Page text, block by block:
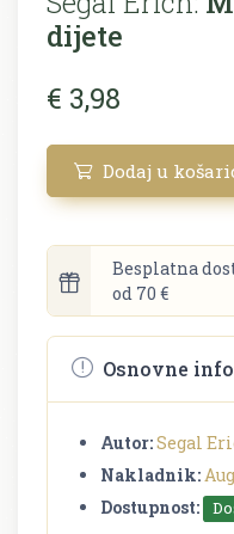
dijete
€ 3,98
Dodaj u
Besplatna
od 70 €
Osnovne
Autor:Segal
Nakladnik:
Dostupnost: